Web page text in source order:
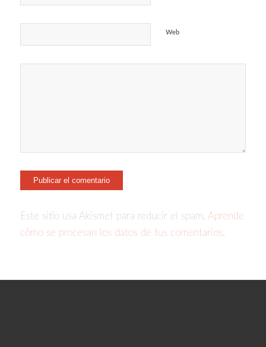
Web
Este sitio usa Akismet para reducir el spam. Aprende
cómo se procesan los datos de tus comentarios.